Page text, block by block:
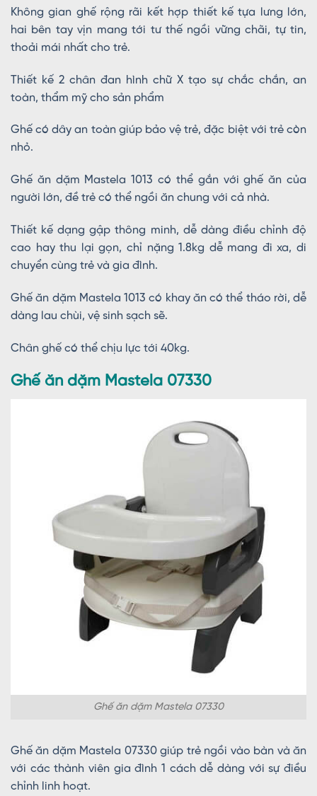
Không gian ghế rộng rãi kết hợp thiết kế tựa lưng lớn,
hai bên tay vịn mang tới tư thế ngồi vững chãi, tự tin,
thoải mái nhất cho trẻ.
Thiết kế 2 chân đan hình chữ X tạo sự chắc chắn, an
toàn, thẩm mỹ cho sản phẩm
Ghế có dây an toàn giúp bảo vệ trẻ, đặc biệt với trẻ còn
nhỏ.
Ghế ăn dặm Mastela 1013 có thể gắn với ghế ăn của
người lớn, đề trẻ có thể ngồi ăn chung với cả nhà.
Thiết kế dạng gập thông minh, dễ dàng điều chỉnh độ
cao hay thu lại gọn, chỉ nặng 1.8kg dễ mang đi xa, di
chuyển cùng trẻ và gia đình.
Ghế ăn dặm Mastela 1013 có khay ăn có thể tháo rời, dễ
dàng lau chùi, vệ sinh sạch sẽ.
Chân ghế có thể chịu lực tới 40kg.
Ghế ăn dặm Mastela 07330
Ghế ăn dặm Mastela 07330
Ghế ăn dặm Mastela 07330 giúp trẻ ngồi vào bàn và ăn
với các thành viên gia đình 1 cách dễ dàng với sự điều
chỉnh linh hoạt.